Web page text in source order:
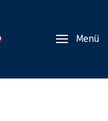
Menü